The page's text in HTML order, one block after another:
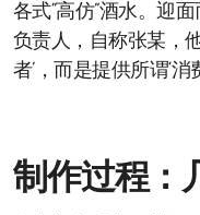
各式“高仿”酒水。迎
负责人，自称张某，
者’，而是提供所谓‘消
制作过程：